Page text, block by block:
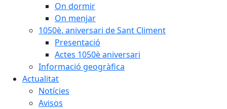
On dormir
On menjar
1050è. aniversari de Sant Climent
Presentació
Actes 1050è aniversari
Informació geogràfica
Actualitat
Notícies
Avisos